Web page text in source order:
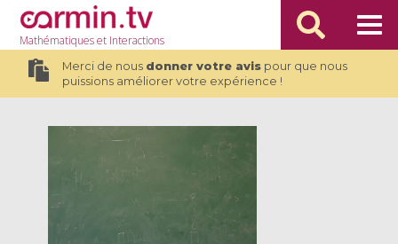
Mathématiqueset Interactions
Merci de nous donner votre avispour que nous
puissions améliorer votre expérience !